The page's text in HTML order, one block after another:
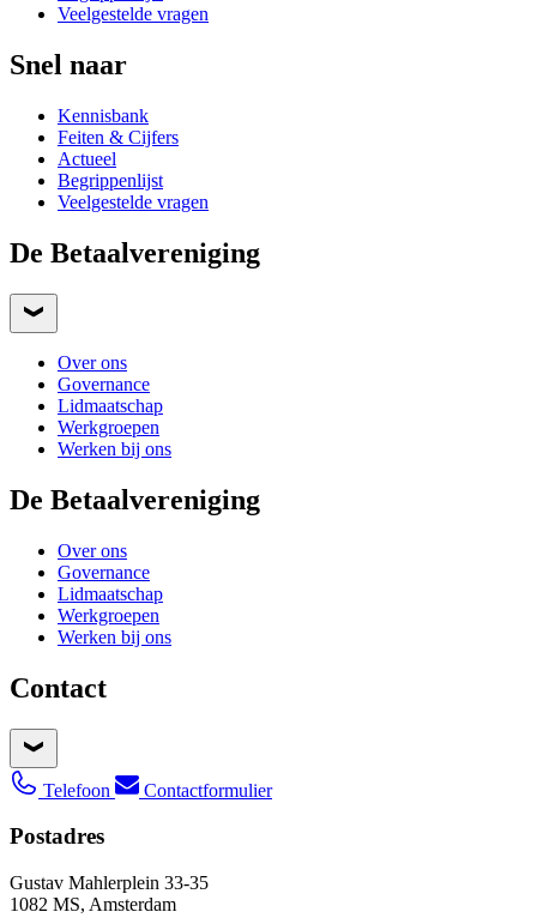
Veelgestelde vragen
Snel naar
Kennisbank
Feiten & Cijfers
Actueel
Begrippenlijst
Veelgestelde vragen
De Betaalvereniging
Over ons
Governance
Lidmaatschap
Werkgroepen
Werken bij ons
De Betaalvereniging
Over ons
Governance
Lidmaatschap
Werkgroepen
Werken bij ons
Contact
Telefoon Contactformulier
Postadres
Gustav Mahlerplein 33-35
1082 MS, Amsterdam